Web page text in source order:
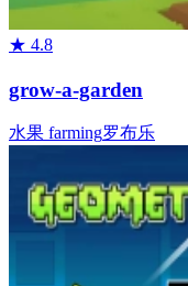
★ 4.8
grow-a-garden
水果 farming罗布乐